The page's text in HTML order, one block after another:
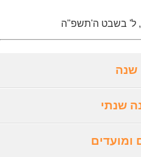
שנה
שנתי
ומועדים